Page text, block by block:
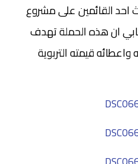
احد القائمين على مشروع
ان هذه الحملة تهدف
واعطائه قيمته التربوية